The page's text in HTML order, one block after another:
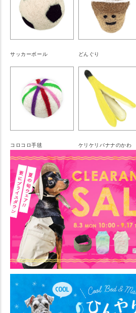
サッカーボール どんぐり
コロコロ手毬 ケリケリバナナのかわ